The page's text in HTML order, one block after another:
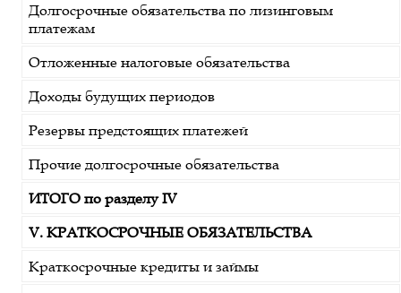
Долгосрочные обязательства по лизинговым
платежам
Отложенные налоговые обязательства
Доходы будущих периодов
Резервы предстоящих платежей
Прочие долгосрочные обязательства
ИТОГО по разделу IV
V. КРАТКОСРОЧНЫЕ ОБЯЗАТЕЛЬСТВА
Краткосрочные кредиты и займы